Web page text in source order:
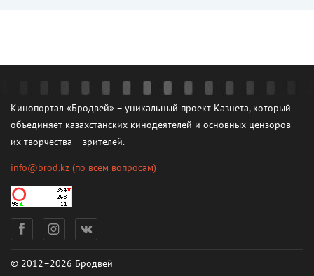
Кинопортал «Бродвей» – уникальный проект Казнета, который
объединяет казахстанских кинодеятелей и основных цензоров
их творчества – зрителей.
info@brod.kz (по всем вопросам)
© 2012–2026 Бродвей